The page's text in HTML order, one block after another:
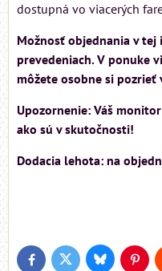
dostupná vo viacerých
Možnosť objednania v tej
prevedeniach. V ponuke
môžete osobne si pozrieť
Upozornenie: Váš
ako sú v skutočnosti!
Dodacia lehota: na
FacebookTwitter Bluesky